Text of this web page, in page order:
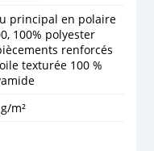
principal en polaire
100% polyester
renforcés
texturée 100 %
m²